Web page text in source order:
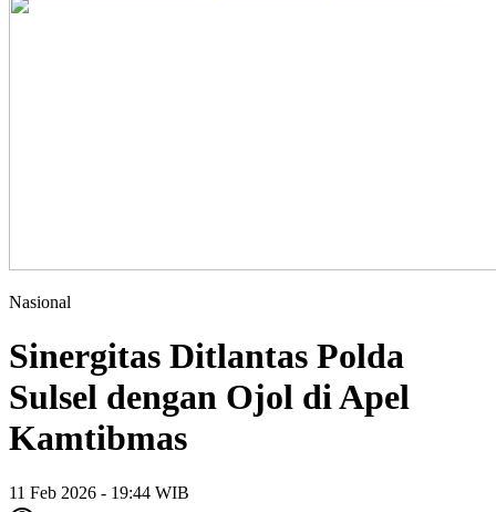
Nasional
Sinergitas Ditlantas Polda
Sulsel dengan Ojol di Apel
Kamtibmas
11 Feb 2026 - 19:44 WIB